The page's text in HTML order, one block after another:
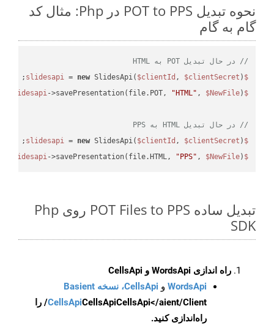
نحوه تبدیل POT to PPS در Php: مثال کد
گام به گام
// در حال تبدیل POT به HTML
$slidesapi
= new SlidesApi( $clientId , $clientSecret );
$slidesapi
->savePresentation(file.POT, "HTML" , $NewFile
// در حال تبدیل HTML به PPS
$slidesapi
= new SlidesApi( $clientId , $clientSecret );
$slidesapi
->savePresentation(file.HTML, "PPS" , $NewFile);
تبدیل ساده POT Files to PPS روی Php
SDK
راه اندازی WordsApi و CellsApi
WordsApi و CellsApi، نسخه Basient
CellsApiCellsApi
CellsApi</aient/Client/ را
راه‌اندازی کنید.